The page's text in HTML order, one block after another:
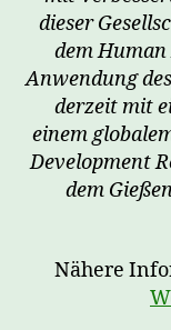
dieser
dem
Anwendung
derzeit mit
einem
Development
dem
Nähere